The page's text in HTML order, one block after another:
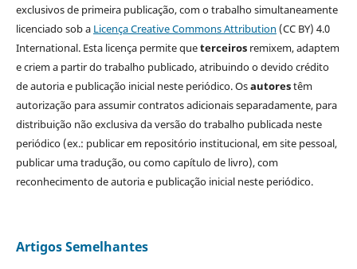
exclusivos de primeira publicação, com o trabalho simultaneamente
licenciado sob a Licença Creative Commons Attribution (CC BY) 4.0
International. Esta licença permite queterceirosremixem, adaptem
e criem a partir do trabalho publicado, atribuindo o devido crédito
de autoria e publicação inicial neste periódico. Osautorestêm
autorização para assumir contratos adicionais separadamente, para
distribuição não exclusiva da versão do trabalho publicada neste
periódico (ex.: publicar em repositório institucional, em site pessoal,
publicar uma tradução, ou como capítulo de livro), com
reconhecimento de autoria e publicação inicial neste periódico.
Artigos Semelhantes